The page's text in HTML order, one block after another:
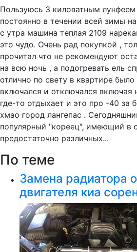
Пользуюсь 3 киловатным лунфеем
постоянно в течении всей зимы
с утра машина теплая 2109
это чудо. Очень рад покупкой ,
прочитал что не рекомендуют
на всю ночь , а подогревать ель
отлично по свету в квартире
включался и отключался включая
где-то отдыхает и это про -40 за
хмао город лангепас .
популярный "кореец", имеющий в
предостаточно различных...
По теме
Замена радиатора
двигателя киа